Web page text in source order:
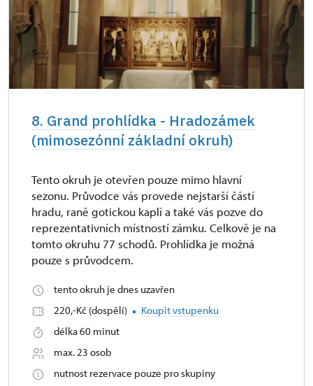
8. Grand prohlídka - Hradozámek
(mimosezónní základní okruh)
Tento okruh je otevřen pouze mimo hlavní
sezonu. Průvodce vás provede nejstarší částí
hradu, raně gotickou kaplí a také vás pozve do
reprezentativních místností zámku. Celkově je na
tomto okruhu 77 schodů. Prohlídka je možná
pouze s průvodcem.
tento okruh je dnes uzavřen
220,-Kč (dospělí)
Koupit vstupenku
délka 60 minut
max. 23 osob
nutnost rezervace pouze pro skupiny